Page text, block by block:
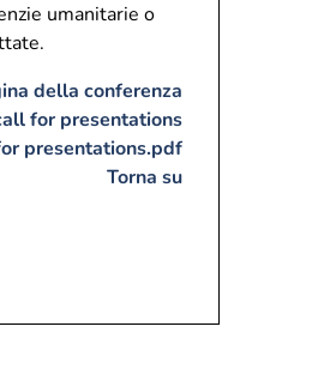
umanitarie o
della conferenza
for presentations
presentations.pdf
Torna su